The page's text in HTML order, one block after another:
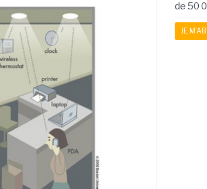
de 50
JE